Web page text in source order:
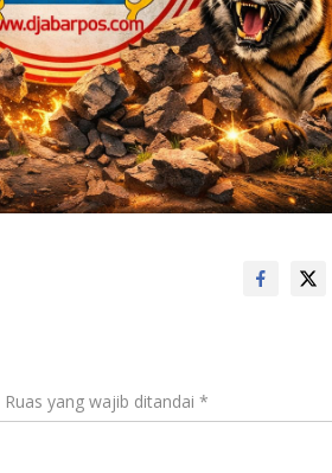
Ruas yang wajib ditandai *